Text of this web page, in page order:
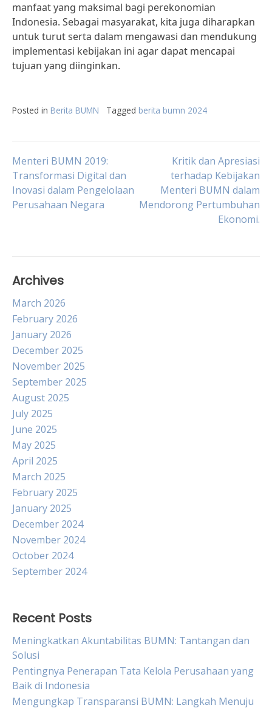
manfaat yang maksimal bagi perekonomian
Indonesia. Sebagai masyarakat, kita juga diharapkan
untuk turut serta dalam mengawasi dan mendukung
implementasi kebijakan ini agar dapat mencapai
tujuan yang diinginkan.
Posted in Berita BUMN Tagged berita bumn 2024
Post
navigation
Menteri BUMN 2019:
Transformasi Digital dan
Inovasi dalam Pengelolaan
Perusahaan Negara
Kritik dan Apresiasi
terhadap Kebijakan
Menteri BUMN dalam
Mendorong Pertumbuhan
Ekonomi.
Archives
March 2026
February 2026
January 2026
December 2025
November 2025
September 2025
August 2025
July 2025
June 2025
May 2025
April 2025
March 2025
February 2025
January 2025
December 2024
November 2024
October 2024
September 2024
Recent Posts
Meningkatkan Akuntabilitas BUMN: Tantangan dan
Solusi
Pentingnya Penerapan Tata Kelola Perusahaan yang
Baik di Indonesia
Mengungkap Transparansi BUMN: Langkah Menuju